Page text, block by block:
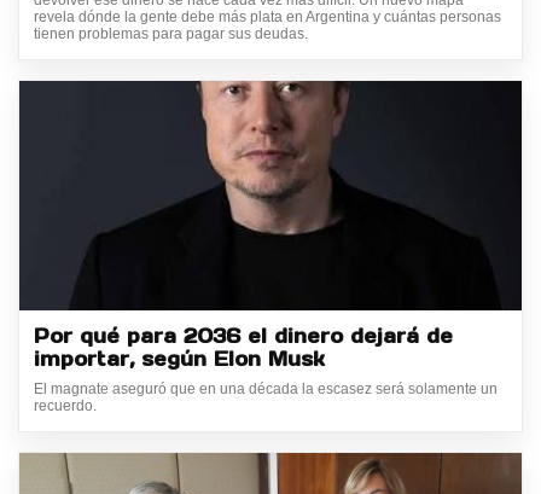
revela dónde la gente debe más plata en Argentina y cuántas personas
tienen problemas para pagar sus deudas.
Por qué para 2036 el dinero dejará de
importar, según Elon Musk
El magnate aseguró que en una década la escasez será solamente un
recuerdo.